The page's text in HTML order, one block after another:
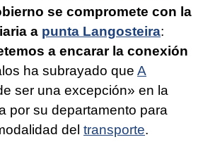
se compromete con la
a punta Langosteira:
a encarar la conexión
ha subrayado que A
ser una excepción» en la
por su departamento para
del transporte.